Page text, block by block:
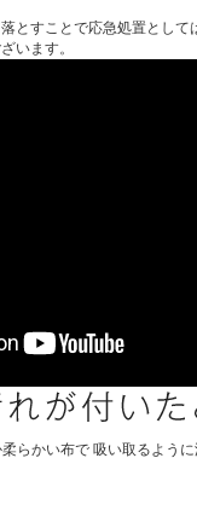
とすことで応急処置とし
います。
らかい布で 吸い取るよう